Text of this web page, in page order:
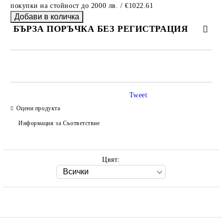
покупки на стойност до 2000 лв. / €1022.61
БЪРЗА ПОРЪЧКА БЕЗ РЕГИСТРАЦИЯ
Ние ще се свържем с вас в рамките на работния ден.
Оцени продукта
Информация за Съответствие
Tweet
Цвят: